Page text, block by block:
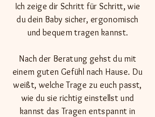
Ich zeige dir Schritt für Schritt, wie
du dein Baby sicher, ergonomisch
und bequem tragen kannst.
Nach der Beratung gehst du mit
einem guten Gefühl nach Hause. Du
weißt, welche Trage zu euch passt,
wie du sie richtig einstellst und
kannst das Tragen entspannt in